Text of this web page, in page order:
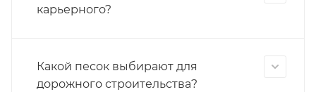
карьерного?
Какой песок выбирают для
дорожного строительства?